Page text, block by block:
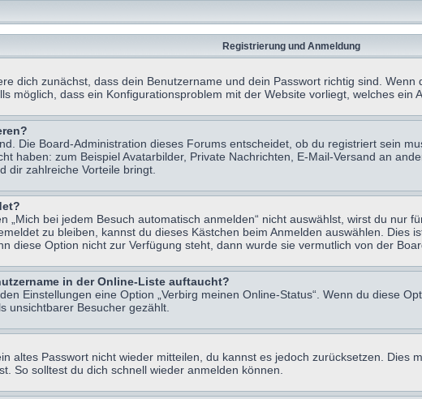
Registrierung und Anmeldung
dich zunächst, dass dein Benutzername und dein Passwort richtig sind.
möglich, dass ein Konfigurationsproblem mit der Website vorliegt, welches ein
Die Board-Administration dieses Forums entscheidet, ob du registriert sein
haben: zum Beispiel Avatarbilder, Private Nachrichten, E-Mail-Versand an
dir zahlreiche Vorteile bringt.
„Mich bei jedem Besuch automatisch anmelden“ nicht auswählst, wirst du nur
zu bleiben, kannst du dieses Kästchen beim Anmelden auswählen. Dies
diese Option nicht zur Verfügung steht, dann wurde sie vermutlich von der
in der Online-Liste auftaucht?
Einstellungen eine Option „Verbirg meinen Online-Status“. Wenn du diese
unsichtbarer Besucher gezählt.
altes Passwort nicht wieder mitteilen, du kannst es jedoch zurücksetzen. Dies
So solltest du dich schnell wieder anmelden können.